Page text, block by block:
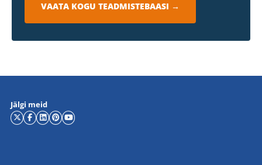
VAATA KOGU TEADMISTEBAASI →
Jälgi meid